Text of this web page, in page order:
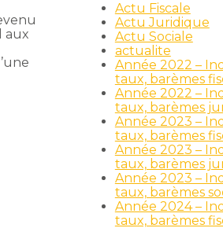
aux
Actu Fiscale
Actu Juridique
Actu Sociale
actualite
Année 2022 –
taux, barèmes
Année 2022 –
taux, barèmes
Année 2023 –
taux, barèmes
Année 2023 –
taux, barèmes
Année 2023 –
taux, barèmes
Année 2024 –
taux, barèmes